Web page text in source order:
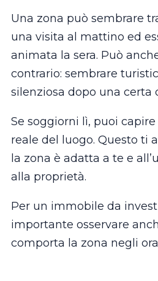
Una zona può sembrare
una visita al mattino ed
animata la sera. Può
contrario: sembrare
silenziosa dopo una certa
Se soggiorni lì, puoi
reale del luogo. Questo ti
la zona è adatta a te e
alla proprietà.
Per un immobile da
importante osservare
comporta la zona negli